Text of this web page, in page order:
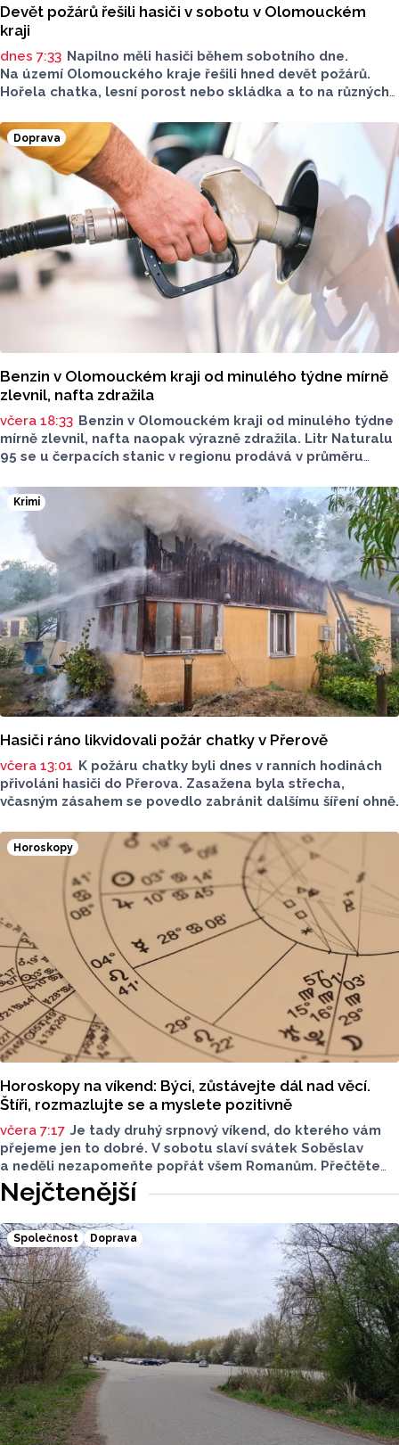
Devět požárů řešili hasiči v sobotu v Olomouckém
kraji
dnes 7:33 Napilno měli hasiči během sobotního dne.
Na území Olomouckého kraje řešili hned devět požárů.
Hořela chatka, lesní porost nebo skládka a to na různých
Doprava
Benzin v Olomouckém kraji od minulého týdne mírně
zlevnil, nafta zdražila
včera 18:33 Benzin v Olomouckém kraji od minulého týdne
mírně zlevnil, nafta naopak výrazně zdražila. Litr Naturalu
95 se u čerpacích stanic v regionu prodává v průměru
O 84 haléřů zdražila nafta, za litr teď řidiči dají průměrně
44,84 koruny. Podle údajů společnosti CCS, která ceny
sleduje, je benzin v současnosti o 7,73 koruny dražší než
před rokem, za naftu tehdy motoristé platili o 11,31
koruny méně.
Krimi
Hasiči ráno likvidovali požár chatky v Přerově
včera 13:01 K požáru chatky byli dnes v ranních hodinách
přivoláni hasiči do Přerova. Zasažena byla střecha,
včasným zásahem se povedlo zabránit dalšímu šíření ohně.
Horoskopy
Horoskopy na víkend: Býci, zůstávejte dál nad věcí.
Štíři, rozmazlujte se a myslete pozitivně
včera 7:17 Je tady druhý srpnový víkend, do kterého vám
přejeme jen to dobré. V sobotu slaví svátek Soběslav
a neděli nezapomeňte popřát všem Romanům. Přečtěte
si svůj horoskop a mějte pěkný víkend.
Nejčtenější
Společnost Doprava